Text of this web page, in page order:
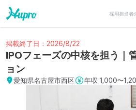
採用担当者
掲載終了日：2026/8/22
IPOフェーズの中核を担う｜
ョン
愛知県名古屋市西区 年収 1,000〜